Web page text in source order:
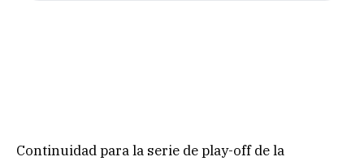
Continuidad para la serie de play-off de la